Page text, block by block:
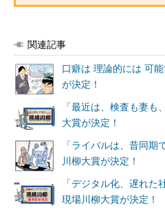
関連記事
口癖は 理論的には 可
が決定！
「最近は、検査も妻
大賞が決定！
「ライバルは、昔同
川柳大賞が決定！
「デジタル化、遅れ
現場川柳大賞が決定！